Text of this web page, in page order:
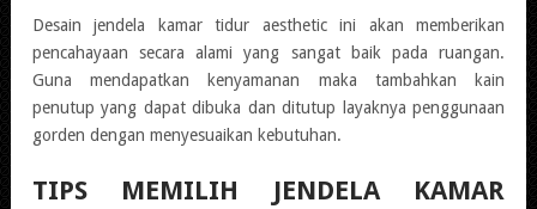
Desain jendela kamar tidur aesthetic ini akan memberikan
pencahayaan secara alami yang sangat baik pada ruangan.
Guna mendapatkan kenyamanan maka tambahkan kain
penutup yang dapat dibuka dan ditutup layaknya penggunaan
gorden dengan menyesuaikan kebutuhan.
TIPS MEMILIH JENDELA KAMAR